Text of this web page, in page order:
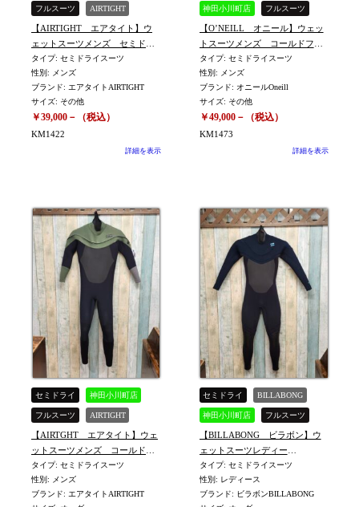
フルスーツ AIRTIGHT
中古
【AIRTIGHT エアタイト】ウ
ェットスーツメンズ セミドラ
イ フード付コールドフル
ORDERサイズ（身長169㎝ 体
重65㎏） ※KM-1422
タイプ: セミドライスーツ
性別: メンズ
ブランド: エアタイトAIRTIGHT
サイズ: その他
￥39,000－（税込）
KM1422
詳細を表示
神田小川町店 フルスーツ
中古
【O’NEILL オニール】ウェッ
トスーツメンズ コールドフ
ル セミドライ MRサイズ
※KM-1473
タイプ: セミドライスーツ
性別: メンズ
ブランド: オニールOneill
サイズ: その他
￥49,000－（税込）
KM1473
詳細を表示
セミドライ 神田小川町店
フルスーツ AIRTIGHT
中古
【AIRTGHT エアタイト】ウェ
ットスーツメンズ コールドフ
ル セミドライ ORDERサイ
ズ ※KM-1471
タイプ: セミドライスーツ
性別: メンズ
ブランド: エアタイトAIRTIGHT
セミドライ BILLABONG
神田小川町店 フルスーツ
中古
【BILLABONG ビラボン】ウ
ェットスーツレディー
ス コールドフル セ
ミドライ ORDERサイ
ズ （身長160
タイプ: セミドライスーツ
性別: レディース
ブランド: ビラボンBILLABONG